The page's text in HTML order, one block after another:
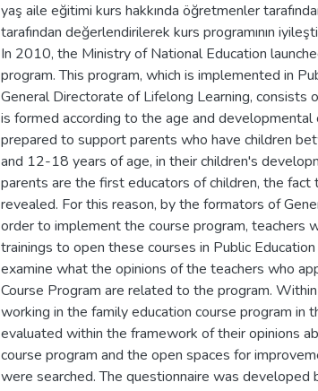
yaş aile eğitimi kurs hakkında öğretmenler
tarafından değerlendirilerek kurs programının
In 2010, the Ministry of National Education
program. This program, which is implemented in
General Directorate of Lifelong Learning, consists
is formed according to the age and developmental
prepared to support parents who have children
and 12-18 years of age, in their children's
parents are the first educators of children, the
revealed. For this reason, by the formators of
order to implement the course program, teachers
trainings to open these courses in Public
examine what the opinions of the teachers who
Course Program are related to the program.
working in the family education course program in
evaluated within the framework of their opinions
course program and the open spaces for
were searched. The questionnaire was